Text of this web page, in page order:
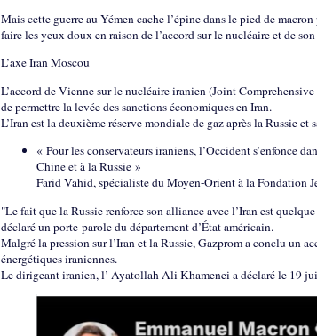
Mais cette guerre au Yémen cache l’épine dans le pied de
faire les yeux doux en raison de l’accord sur le nucléaire et de
L’axe Iran Moscou
L’accord de Vienne sur le nucléaire iranien (Joint
de permettre la levée des sanctions économiques en Iran.
L’Iran est la deuxième réserve mondiale de gaz après la Russie
« Pour les conservateurs iraniens, l’Occident s’enfonce
Chine et à la Russie »
Farid Vahid, spécialiste du Moyen-Orient à la Fondation
"Le fait que la Russie renforce son alliance avec l’Iran est
déclaré un porte-parole du département d’État américain.
Malgré la pression sur l’Iran et la Russie, Gazprom a conclu un
énergétiques iraniennes.
Le dirigeant iranien, l’ Ayatollah Ali Khamenei a déclaré le 19